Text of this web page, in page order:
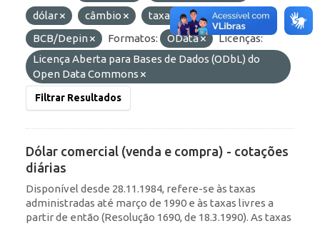
dólar
câmbio taxas
Organizações:
BCB/Depin
Formatos: OData
Licenças:
Licença Aberta para Bases de Dados (ODbL) do
Open Data Commons
Filtrar Resultados
Dólar comercial (venda e compra) - cotações
diárias
Disponível desde 28.11.1984, refere-se às taxas
administradas até março de 1990 e às taxas livres a
partir de então (Resolução 1690, de 18.3.1990). As taxas